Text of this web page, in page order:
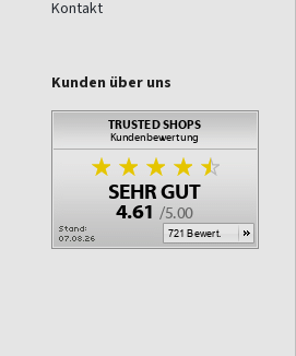
Kontakt
Kunden über uns